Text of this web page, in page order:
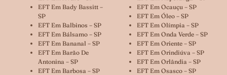
EFT Em Bady Bassitt –
SP
EFT Em Balbinos – SP
EFT Em Bálsamo – SP
EFT Em Bananal – SP
EFT Em Barão De
Antonina – SP
EFT Em Barbosa – SP
EFT Em Ocauçu – SP
EFT Em Óleo – SP
EFT Em Olímpia – SP
EFT Em Onda Verde – SP
EFT Em Oriente – SP
EFT Em Orindiúva – SP
EFT Em Orlândia – SP
EFT Em Osasco – SP